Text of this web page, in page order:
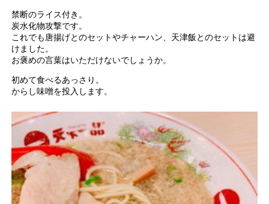
禁断のライス付き。
炭水化物攻撃です。
これでも唐揚げとのセットやチャーハン、天津飯とのセットは避
けました。
お褒めの言葉はいただけないでしょうか。
初めて食べるあっさり。
からし味噌を投入します。